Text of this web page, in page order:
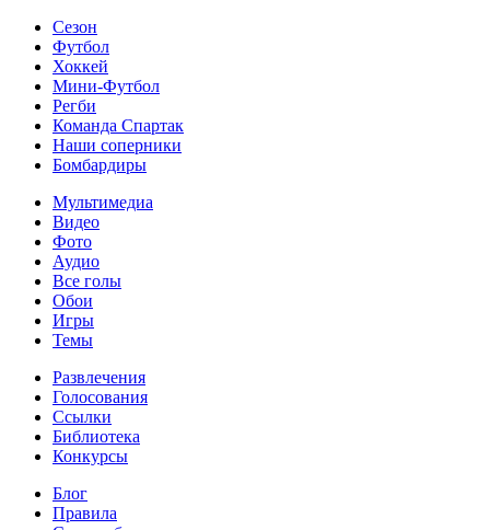
Сезон
Футбол
Хоккей
Мини-Футбол
Регби
Команда Спартак
Наши соперники
Бомбардиры
Мультимедиа
Видео
Фото
Аудио
Все голы
Обои
Игры
Темы
Развлечения
Голосования
Ссылки
Библиотека
Конкурсы
Блог
Правила